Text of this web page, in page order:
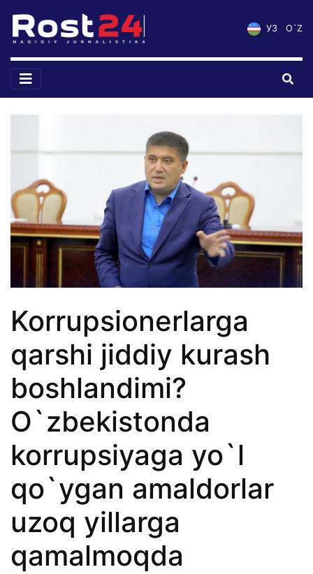
УЗ O`Z
Korrupsionerlarga
qarshi jiddiy kurash
boshlandimi?
O`zbekistonda
korrupsiyaga yo`l
qo`ygan amaldorlar
uzoq yillarga
qamalmoqda